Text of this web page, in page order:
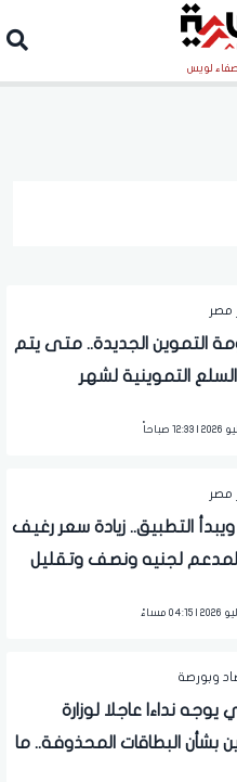
صفاء لويس
مصر
التموين الجديدة.. متى يتم
التموينية لشهر
مصر
ويبدأ التطبيق.. زيادة سعر رغيف
المدعم لجنيه ونصف وتقليل
وبورصة
يوجه نداءا عاجلا لوزارة
بشأن البطاقات المحذوفة.. ما